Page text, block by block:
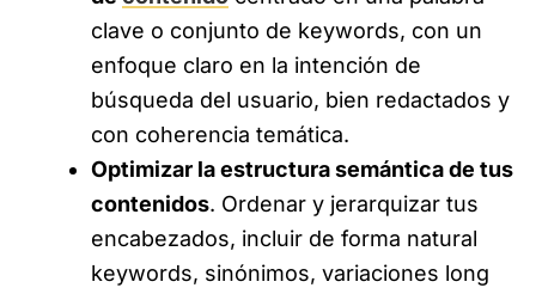
clave o conjunto de keywords, con un
enfoque claro en la intención de
búsqueda del usuario, bien redactados y
con coherencia temática.
Optimizar la estructura semántica de tus
contenidos. Ordenar y jerarquizar tus
encabezados, incluir de forma natural
keywords, sinónimos, variaciones long